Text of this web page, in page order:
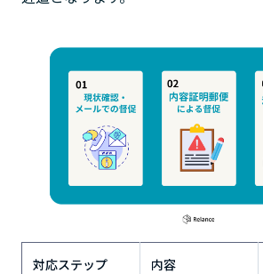
対応ステップ 内容